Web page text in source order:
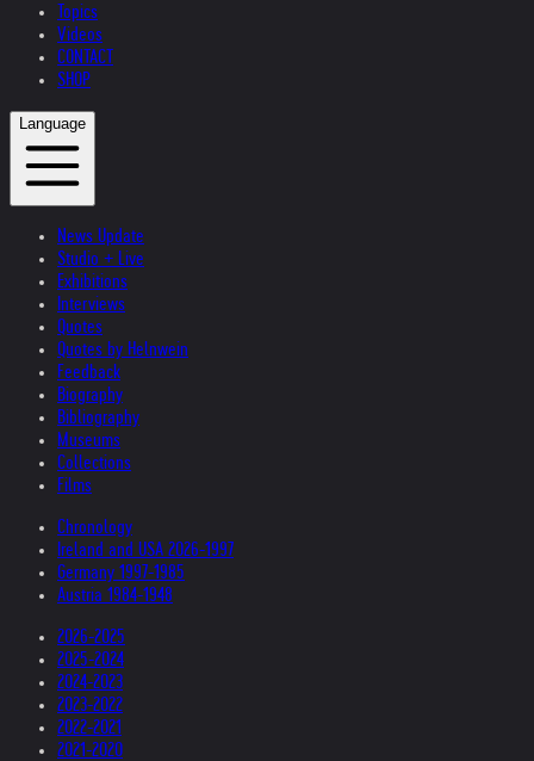
Topics
Videos
CONTACT
SHOP
Language
News Update
Studio + Live
Exhibitions
Interviews
Quotes
Quotes by Helnwein
Feedback
Biography
Bibliography
Museums
Collections
Films
Chronology
Ireland and USA 2026-1997
Germany 1997-1985
Austria 1984-1948
2026-2025
2025-2024
2024-2023
2023-2022
2022-2021
2021-2020